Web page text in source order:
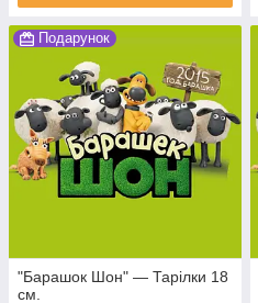
Подарунок
"Барашок Шон" — Тарілки 18
см.